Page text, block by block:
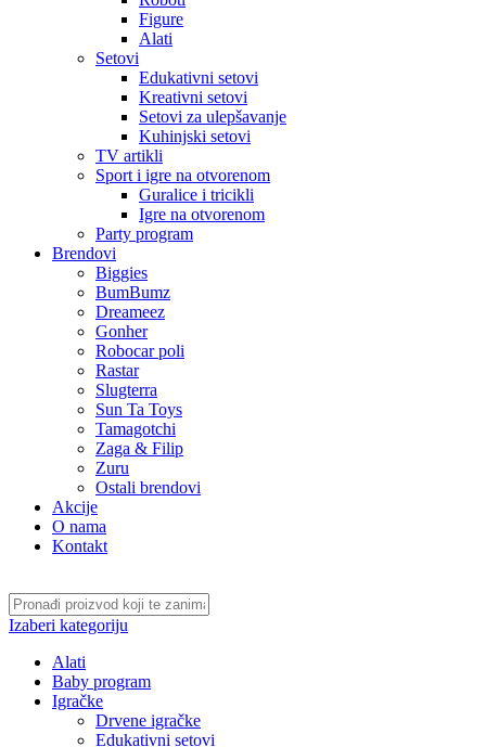
Figure
Alati
Setovi
Edukativni setovi
Kreativni setovi
Setovi za ulepšavanje
Kuhinjski setovi
TV artikli
Sport i igre na otvorenom
Guralice i tricikli
Igre na otvorenom
Party program
Brendovi
Biggies
BumBumz
Dreameez
Gonher
Robocar poli
Rastar
Slugterra
Sun Ta Toys
Tamagotchi
Zaga & Filip
Zuru
Ostali brendovi
Akcije
O nama
Kontakt
Izaberi kategoriju
Alati
Baby program
Igračke
Drvene igračke
Edukativni setovi